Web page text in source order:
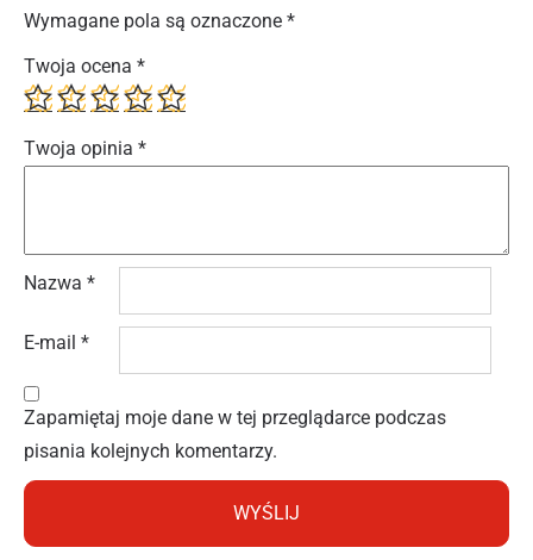
Wymagane pola są oznaczone *
Twoja ocena *
Twoja opinia *
Nazwa *
E-mail *
Zapamiętaj moje dane w tej przeglądarce podczas
pisania kolejnych komentarzy.